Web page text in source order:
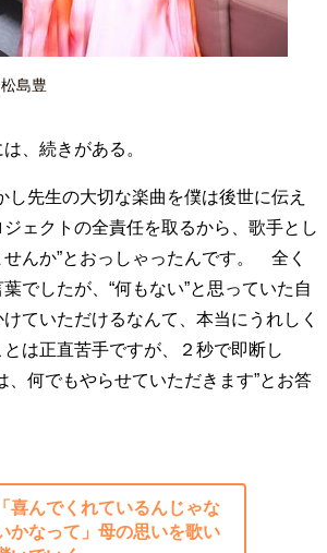
島豊
、続きがある。
し先生の大切な楽曲を僕は後世に伝え
ェクトの全責任を取るから、歌手とし
んか”とおっしゃったんです。 全く
でしたが、“何もない”と思っていた自
ていただけるなんて、本当にうれしく
は正直苦手ですが、２秒で即断し
、何でもやらせていただきます”とお答
「喜んでくれているんじゃな
かなって」母の思いを歌い